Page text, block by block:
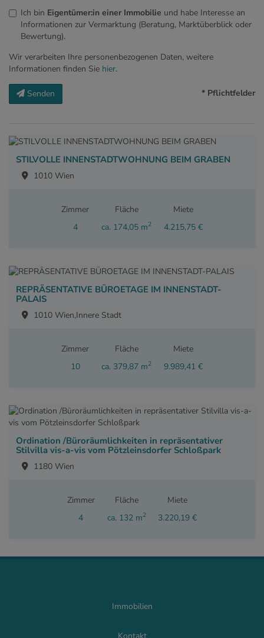
Ich bin Eigentümer:in einer Immobilie und habe Interesse an
Informationen zur Vermarktung (Beratung, Marktüberblick oder
Bewertung).
Wir verarbeiten Ihre personenbezogenen Daten, weitere
Informationen finden Sie hier.
Senden * Pflichtfelder
STILVOLLE INNENSTADTWOHNUNG BEIM GRABEN
1010 Wien
Zimmer
4
Fläche
ca. 174,05 m2
Miete
4.215,75 €
REPRÄSENTATIVE BÜROETAGE IM INNENSTADT-
PALAIS
1010 Wien,Innere Stadt
Zimmer
10
Fläche
ca. 379,87 m2
Miete
9.989,41 €
Ordination /Büroräumlichkeiten in repräsentativer
Stilvilla vis-a-vis vom Pötzleinsdorfer Schloßpark
1180 Wien
Zimmer
4
Fläche
ca. 132 m2
Miete
3.220,19 €
Immobilien
Kontakt